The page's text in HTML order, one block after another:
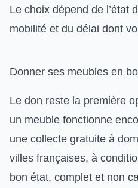
Le choix dépend de l’état
mobilité et du délai dont
Donner ses meubles en
Le don reste la première
un meuble fonctionne
une collecte gratuite à
villes françaises, à
bon état, complet et non